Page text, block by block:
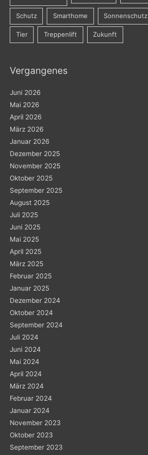
Schutz Smarthome Sonnenschutz
Tier Treppenlift Zukunft
Vergangenes
Juni 2026
Mai 2026
April 2026
März 2026
Januar 2026
Dezember 2025
November 2025
Oktober 2025
September 2025
August 2025
Juli 2025
Juni 2025
Mai 2025
April 2025
März 2025
Februar 2025
Januar 2025
Dezember 2024
Oktober 2024
September 2024
Juli 2024
Juni 2024
Mai 2024
April 2024
März 2024
Februar 2024
Januar 2024
November 2023
Oktober 2023
September 2023